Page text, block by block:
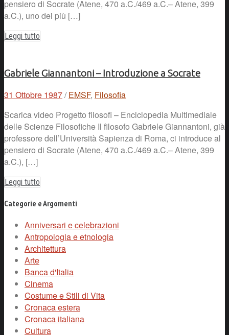
pensiero di Socrate (Atene, 470 a.C./469 a.C.– Atene, 399
a.C.), uno dei più […]
Leggi tutto
Gabriele Giannantoni – Introduzione a Socrate
31 Ottobre 1987/ EMSF, Filosofia
Scarica video Progetto filosofi – Enciclopedia Multimediale
delle Scienze Filosofiche Il filosofo Gabriele Giannantoni, già
professore dell’Università Sapienza di Roma, ci introduce al
pensiero di Socrate (Atene, 470 a.C./469 a.C.– Atene, 399
a.C.), […]
Leggi tutto
Categorie e Argomenti
Anniversari e celebrazioni
Antropologia e etnologia
Architettura
Arte
Banca d'Italia
Cinema
Costume e Stili di Vita
Cronaca estera
Cronaca italiana
Cultura